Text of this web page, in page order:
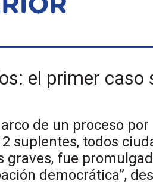
el primer caso
de un proceso
suplentes, todos
graves, fue
democrática”,